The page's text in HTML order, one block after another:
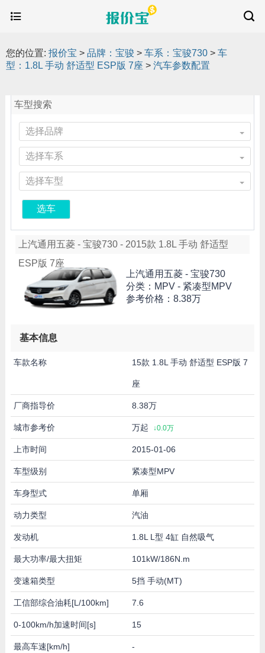
您的位置: 报价宝 > 品牌：宝骏 > 车系：宝骏730 > 车
型：1.8L 手动 舒适型 ESP版 7座 > 汽车参数配置
车型搜索
选择品牌
选择车系
选择车型
选车
上汽通用五菱 - 宝骏730 - 2015款 1.8L 手动 舒适型
ESP版 7座
上汽通用五菱 - 宝骏730
分类：MPV - 紧凑型MPV
参考价格： 8.38万
基本信息
车款名称 15款 1.8L 手动 舒适型 ESP版 7
座
厂商指导价 8.38万
城市参考价 万起 ↓0.0万
上市时间 2015-01-06
车型级别 紧凑型MPV
车身型式 单厢
动力类型 汽油
发动机 1.8L L型 4缸 自然吸气
最大功率/最大扭矩 101kW/186N.m
变速箱类型 5挡 手动(MT)
工信部综合油耗[L/100km] 7.6
0-100km/h加速时间[s] 15
最高车速[km/h] -